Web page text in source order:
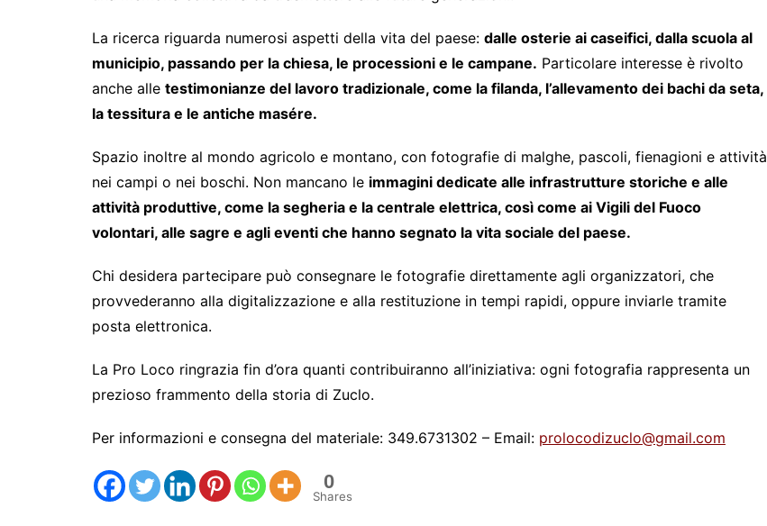
La ricerca riguarda numerosi aspetti della vita del paese: dalle osterie ai caseifici, dalla scuola al
municipio, passando per la chiesa, le processioni e le campane. Particolare interesse è rivolto
anche alle testimonianze del lavoro tradizionale, come la filanda, l’allevamento dei bachi da seta,
la tessitura e le antiche masére.
Spazio inoltre al mondo agricolo e montano, con fotografie di malghe, pascoli, fienagioni e attività
nei campi o nei boschi. Non mancano le immagini dedicate alle infrastrutture storiche e alle
attività produttive, come la segheria e la centrale elettrica, così come ai Vigili del Fuoco
volontari, alle sagre e agli eventi che hanno segnato la vita sociale del paese.
Chi desidera partecipare può consegnare le fotografie direttamente agli organizzatori, che
provvederanno alla digitalizzazione e alla restituzione in tempi rapidi, oppure inviarle tramite
posta elettronica.
La Pro Loco ringrazia fin d’ora quanti contribuiranno all’iniziativa: ogni fotografia rappresenta un
prezioso frammento della storia di Zuclo.
Per informazioni e consegna del materiale: 349.6731302 – Email: prolocodizuclo@gmail.com
0
Shares